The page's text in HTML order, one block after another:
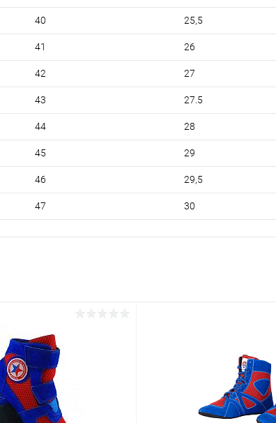
40 25,5
41 26
42 27
43 27.5
44 28
45 29
46 29,5
47 30